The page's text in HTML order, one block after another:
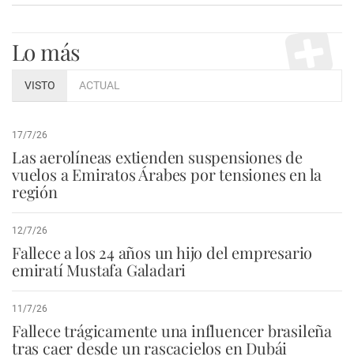
Lo más
VISTO ACTUAL
17/7/26
Las aerolíneas extienden suspensiones de
vuelos a Emiratos Árabes por tensiones en la
región
12/7/26
Fallece a los 24 años un hijo del empresario
emiratí Mustafa Galadari
11/7/26
Fallece trágicamente una influencer brasileña
tras caer desde un rascacielos en Dubái